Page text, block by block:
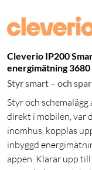
Cleverio IP200
energimätning
Styr smart – och
Styr och
direkt i mobilen, var
inomhus, kopplas
inbyggd
appen. Klarar upp